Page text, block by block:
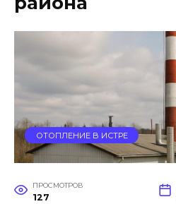
ОТОПЛЕНИЕ В ИСТРЕ
ПРОСМОТРОВ
127